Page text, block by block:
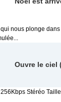
nous plonge
Ouvre le ciel
Stéréo